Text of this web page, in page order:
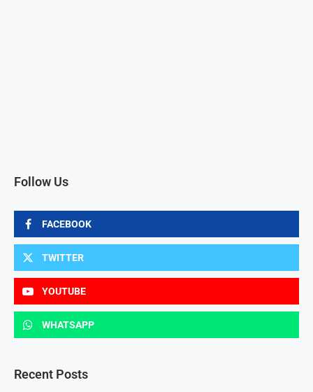
Follow Us
FACEBOOK
TWITTER
YOUTUBE
WHATSAPP
Recent Posts